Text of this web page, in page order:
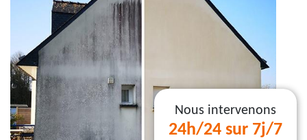
Nous intervenons
24h/24 sur 7j/7